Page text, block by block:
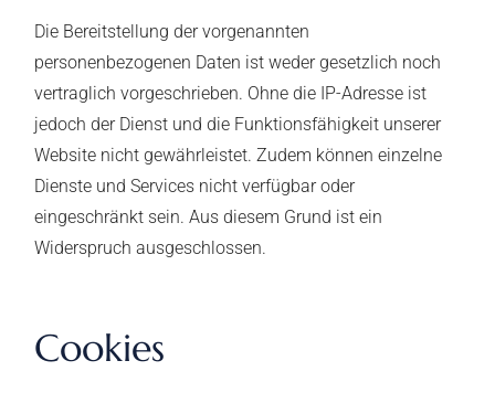
Die Bereitstellung der vorgenannten
personenbezogenen Daten ist weder gesetzlich noch
vertraglich vorgeschrieben. Ohne die IP-Adresse ist
jedoch der Dienst und die Funktionsfähigkeit unserer
Website nicht gewährleistet. Zudem können einzelne
Dienste und Services nicht verfügbar oder
eingeschränkt sein. Aus diesem Grund ist ein
Widerspruch ausgeschlossen.
Cookies